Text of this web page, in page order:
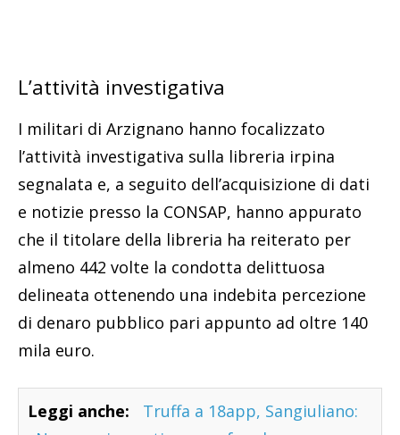
L’attività investigativa
I militari di Arzignano hanno focalizzato
l’attività investigativa sulla libreria irpina
segnalata e, a seguito dell’acquisizione di dati
e notizie presso la CONSAP, hanno appurato
che il titolare della libreria ha reiterato per
almeno 442 volte la condotta delittuosa
delineata ottenendo una indebita percezione
di denaro pubblico pari appunto ad oltre 140
mila euro.
Leggi anche:
Truffa a 18app, Sangiuliano: